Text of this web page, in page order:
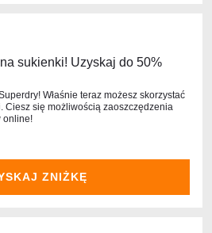
sukienki! Uzyskaj do 50%
Właśnie teraz możesz skorzystać
Ciesz się możliwością zaoszczędzenia
online!
ZNIŻKĘ